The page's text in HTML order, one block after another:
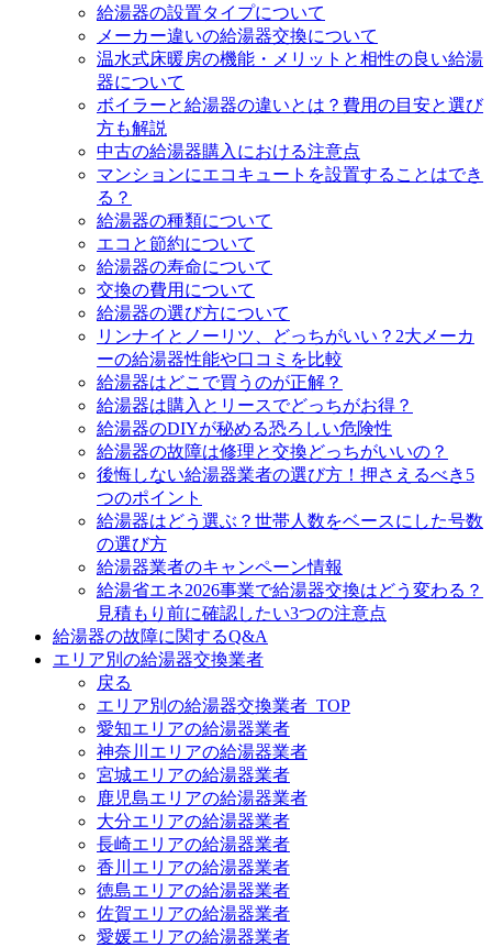
給湯器の設置タイプについて
メーカー違いの給湯器交換について
温水式床暖房の機能・メリットと相性の良い給湯
器について
ボイラーと給湯器の違いとは？費用の目安と選び
方も解説
中古の給湯器購入における注意点
マンションにエコキュートを設置することはでき
る？
給湯器の種類について
エコと節約について
給湯器の寿命について
交換の費用について
給湯器の選び方について
リンナイとノーリツ、どっちがいい？2大メーカ
ーの給湯器性能や口コミを比較
給湯器はどこで買うのが正解？
給湯器は購入とリースでどっちがお得？
給湯器のDIYが秘める恐ろしい危険性
給湯器の故障は修理と交換どっちがいいの？
後悔しない給湯器業者の選び方！押さえるべき5
つのポイント
給湯器はどう選ぶ？世帯人数をベースにした号数
の選び方
給湯器業者のキャンペーン情報
給湯省エネ2026事業で給湯器交換はどう変わる？
見積もり前に確認したい3つの注意点
給湯器の故障に関するQ&A
エリア別の給湯器交換業者
戻る
エリア別の給湯器交換業者_TOP
愛知エリアの給湯器業者
神奈川エリアの給湯器業者
宮城エリアの給湯器業者
鹿児島エリアの給湯器業者
大分エリアの給湯器業者
長崎エリアの給湯器業者
香川エリアの給湯器業者
徳島エリアの給湯器業者
佐賀エリアの給湯器業者
愛媛エリアの給湯器業者